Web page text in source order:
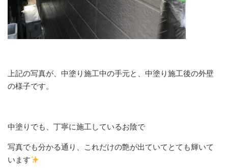
上記の写真が、中塗り施工中の手元と、中塗り施工後の外壁
の様子です。
中塗りでも、丁寧に施工しているお陰で
写真でも分かる通り、これだけの艶が出ていてとても輝いて
います